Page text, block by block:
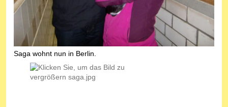
Saga wohnt nun in Berlin.